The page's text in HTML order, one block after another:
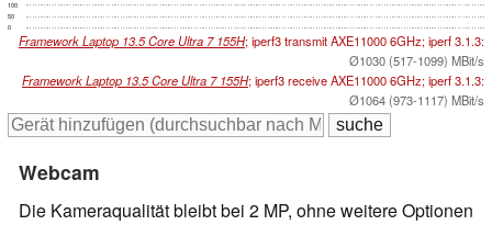
0
50
100
Framework Laptop 13.5 Core Ultra 7 155H; iperf3 transmit AXE11000 6GHz; iperf 3.1.3:
Ø1030 (517-1099) MBit/s
Framework Laptop 13.5 Core Ultra 7 155H; iperf3 receive AXE11000 6GHz; iperf 3.1.3:
Ø1064 (973-1117) MBit/s
Webcam
Die Kameraqualität bleibt bei 2 MP, ohne weitere Optionen